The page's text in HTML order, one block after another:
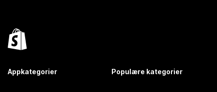
Appkategorier Populære kategorier